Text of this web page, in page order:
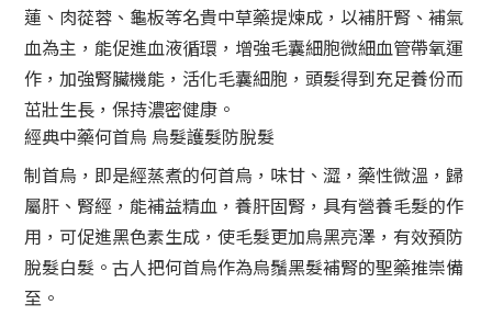
蓮、肉蓯蓉、龜板等名貴中草藥提煉成，以補肝腎、補氣
血為主，能促進血液循環，增強毛囊細胞微細血管帶氧運
作，加強腎臟機能，活化毛囊細胞，頭髮得到充足養份而
茁壯生長，保持濃密健康。
經典中藥何首烏 烏髮護髮防脫髮
制首烏，即是經蒸煮的何首烏，味甘、澀，藥性微溫，歸
屬肝、腎經，能補益精血，養肝固腎，具有營養毛髮的作
用，可促進黑色素生成，使毛髮更加烏黑亮澤，有效預防
脫髮白髮。古人把何首烏作為烏鬚黑髮補腎的聖藥推崇備
至。